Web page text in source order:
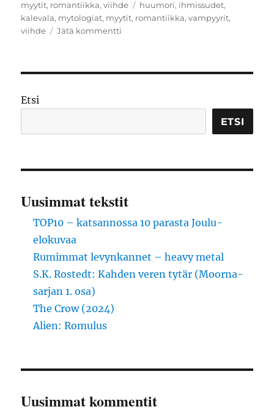
myytit, romantiikka,viihde Avainsanat
huumori, ihmissudet,
kalevala, mytologiat, myytit, romantiikka,vampyyrit,
viihde
Jätä kommentti
Peto
Etsi
ETSI
Uusimmat tekstit
TOP10 – katsannossa 10 parasta Joulu-
elokuvaa
Rumimmat levynkannet – heavy metal
S.K. Rostedt: Kahden veren tytär (Moorna-
sarjan 1. osa)
The Crow (2024)
Alien: Romulus
Uusimmat kommentit